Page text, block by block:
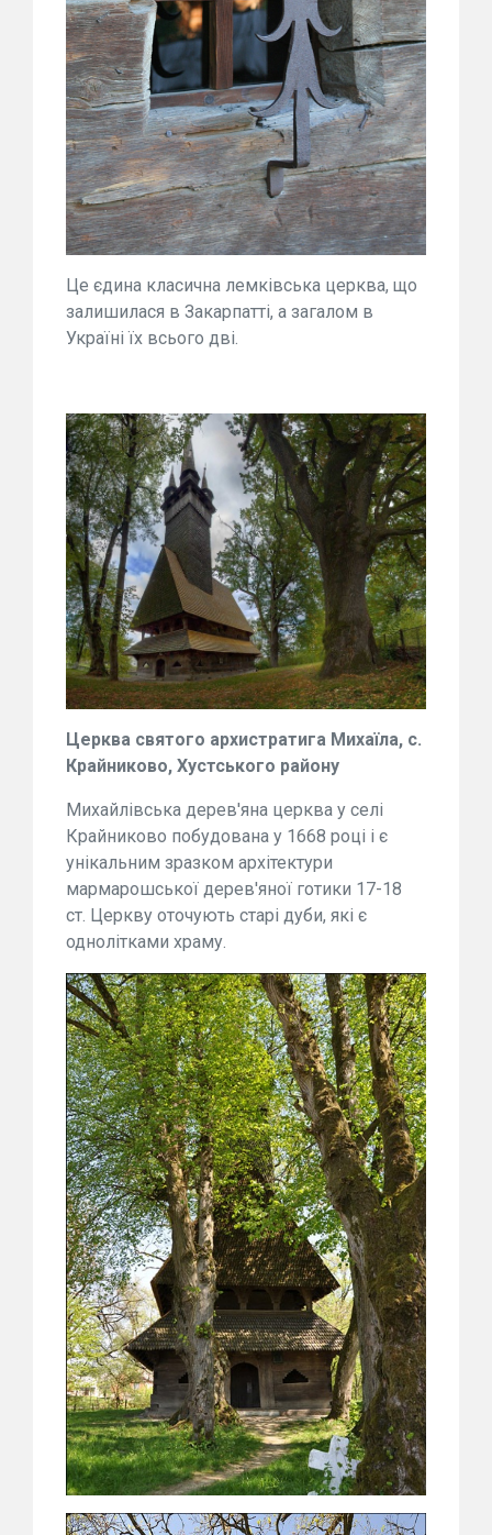
Це єдина класична лемківська церква, що
залишилася в Закарпатті, а загалом в
Україні їх всього дві.
Церква святого архистратига Михаїла, с.
Крайниково, Хустського району
Михайлівська дерев'яна церква у селі
Крайниково побудована у 1668 році і є
унікальним зразком архітектури
мармарошської дерев'яної готики 17-18
ст. Церкву оточують старі дуби, які є
однолітками храму.